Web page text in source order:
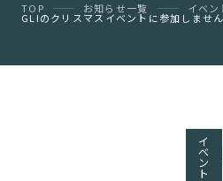
TOP お知らせ一覧 イベン
GLIのクリスマスイベントに参加しませ
イ
ベ
ン
ト